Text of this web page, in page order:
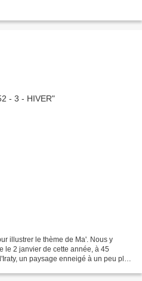
illustrer le thème de Ma'. Nous y
le 2 janvier de cette année, à 45
un paysage enneigé à un peu plus